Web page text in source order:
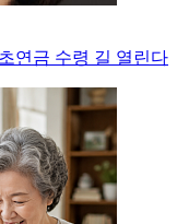
연금 수령 길 열린다